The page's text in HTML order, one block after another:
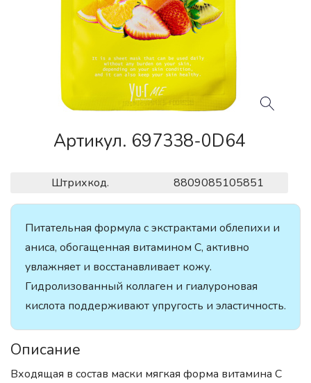
Артикул. 697338-0D64
Штрихкод. 8809085105851
Питательная формула с экстрактами облепихи и
аниса, обогащенная витамином C, активно
увлажняет и восстанавливает кожу.
Гидролизованный коллаген и гиалуроновая
кислота поддерживают упругость и эластичность.
Описание
Входящая в состав маски мягкая форма витамина С